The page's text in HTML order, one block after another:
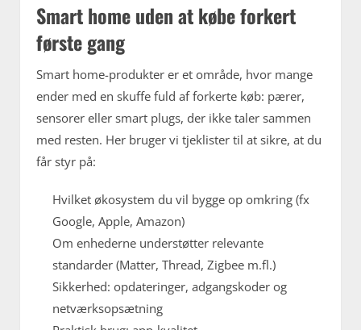
Smart home uden at købe forkert
første gang
Smart home-produkter er et område, hvor mange
ender med en skuffe fuld af forkerte køb: pærer,
sensorer eller smart plugs, der ikke taler sammen
med resten. Her bruger vi tjeklister til at sikre, at du
får styr på:
Hvilket økosystem du vil bygge op omkring (fx
Google, Apple, Amazon)
Om enhederne understøtter relevante
standarder (Matter, Thread, Zigbee m.fl.)
Sikkerhed: opdateringer, adgangskoder og
netværksopsætning